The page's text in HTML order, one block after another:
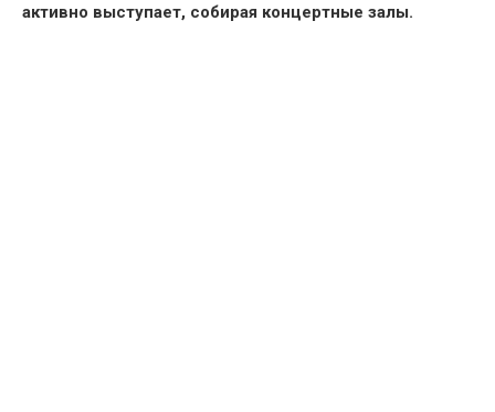
активно выступает, собирая концертные залы.